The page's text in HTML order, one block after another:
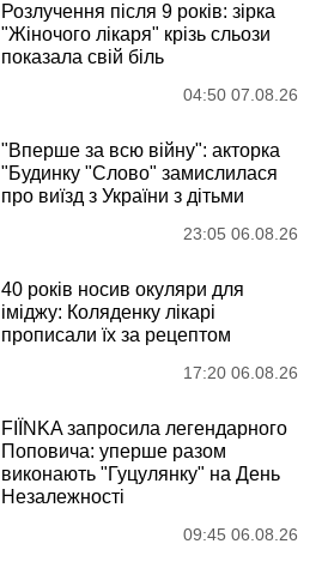
Розлучення після 9 років: зірка
"Жіночого лікаря" крізь сльози
показала свій біль
04:50 07.08.26
"Вперше за всю війну": акторка
"Будинку "Слово" замислилася
про виїзд з України з дітьми
23:05 06.08.26
40 років носив окуляри для
іміджу: Коляденку лікарі
прописали їх за рецептом
17:20 06.08.26
FIÏNKA запросила легендарного
Поповича: уперше разом
виконають "Гуцулянку" на День
Незалежності
09:45 06.08.26